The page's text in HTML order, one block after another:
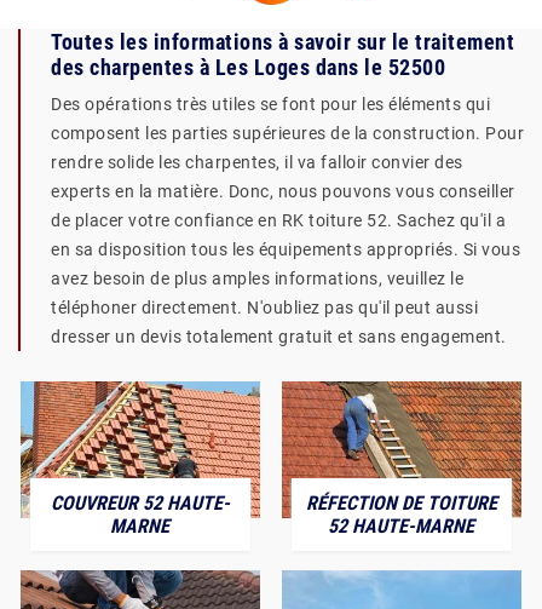
Toutes les informations à savoir sur le traitement
des charpentes à Les Loges dans le 52500
Des opérations très utiles se font pour les éléments qui
composent les parties supérieures de la construction. Pour
rendre solide les charpentes, il va falloir convier des
experts en la matière. Donc, nous pouvons vous conseiller
de placer votre confiance en RK toiture 52. Sachez qu'il a
en sa disposition tous les équipements appropriés. Si vous
avez besoin de plus amples informations, veuillez le
téléphoner directement. N'oubliez pas qu'il peut aussi
dresser un devis totalement gratuit et sans engagement.
COUVREUR 52 HAUTE-
MARNE
RÉFECTION DE TOITURE
52 HAUTE-MARNE